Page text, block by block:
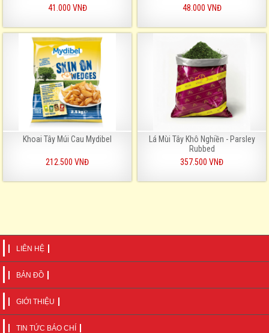
41.000 VNĐ
48.000 VNĐ
Khoai Tây Múi Cau Mydibel
212.500 VNĐ
Lá Mùi Tây Khô Nghiền - Parsley
Rubbed
357.500 VNĐ
LIÊN HỆ
BẢN ĐỒ
GIỚI THIỆU
TIN TỨC BÁO CHÍ